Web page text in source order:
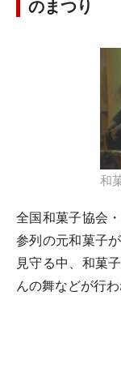
のまつり
和
全国和菓子協会
参列の元和菓子
見守る中、和菓
んの舞などが行わ